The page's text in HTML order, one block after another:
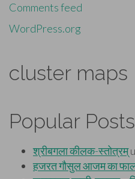
Comments feed
WordPress.org
cluster maps
Popular Posts